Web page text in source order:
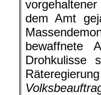
dem Amt
bewaffnete
Drohkulisse